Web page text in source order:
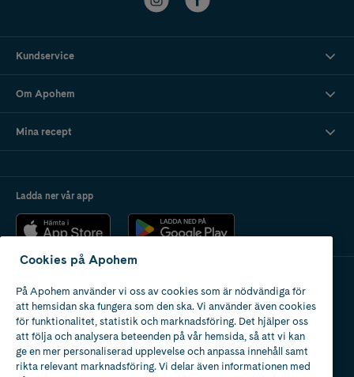
Kundservice
Om Apohem
Mina recept
Ladda ner vår app
Apotek med tillstånd
av Läkemedelsverket
Cookies på Apohem
På Apohem använder vi oss av cookies som är nödvändiga för
att hemsidan ska fungera som den ska. Vi använder även cookies
för funktionalitet, statistik och marknadsföring. Det hjälper oss
att följa och analysera beteenden på vår hemsida, så att vi kan
ge en mer personaliserad upplevelse och anpassa innehåll samt
rikta relevant marknadsföring. Vi delar även informationen med